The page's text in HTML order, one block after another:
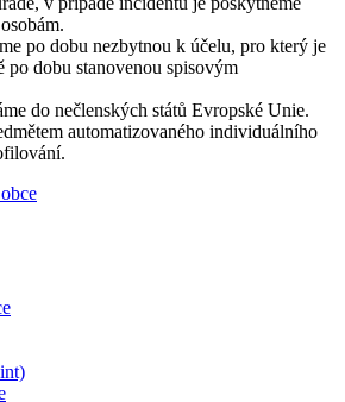
po dobu nezbytnou k účelu, pro který je
po dobu stanovenou spisovým
do nečlenských států Evropské Unie.
automatizovaného individuálního